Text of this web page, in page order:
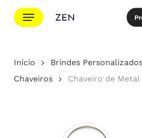
para
principal
Menu
Cotação
Início Brindes
Chaveiros
Chaveiro de Metal